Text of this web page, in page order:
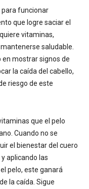
para funcionar
que logre saciar el
vitaminas,
saludable.
en mostrar signos de
la caída del cabello,
riesgo de este
que el pelo
Cuando no se
el bienestar del cuero
aplicando las
pelo, este ganará
la caída. Sigue